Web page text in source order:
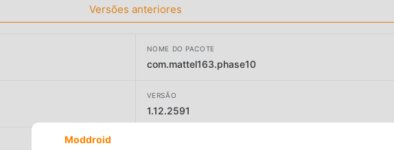
Versões anteriores
NOME DO PACOTE
com.mattel163.phase10
VERSÃO
1.12.2591
Moddroid